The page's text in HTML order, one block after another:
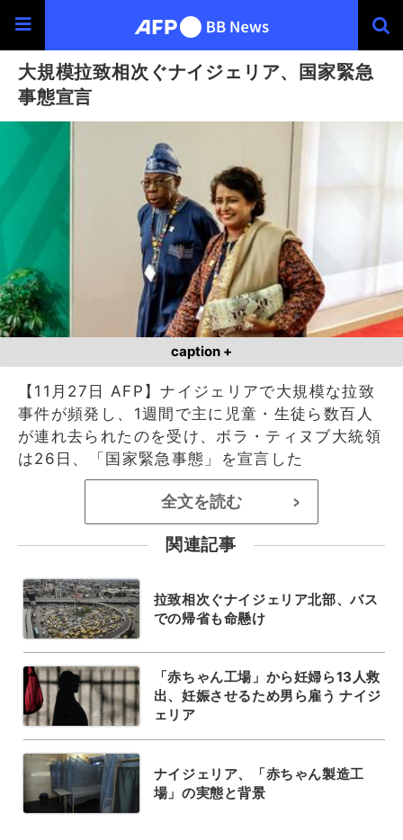
大規模拉致相次ぐナイジェリア、国家緊急
事態宣言
caption +
【11月27日 AFP】ナイジェリアで大規模な拉致
事件が頻発し、1週間で主に児童・生徒ら数百人
が連れ去られたのを受け、ボラ・ティヌブ大統領
は26日、「国家緊急事態」を宣言した
全文を読む >
関連記事
拉致相次ぐナイジェリア北部、バス
での帰省も命懸け
「赤ちゃん工場」から妊婦ら13人救
出、妊娠させるため男ら雇う ナイジ
ェリア
ナイジェリア、「赤ちゃん製造工
場」の実態と背景